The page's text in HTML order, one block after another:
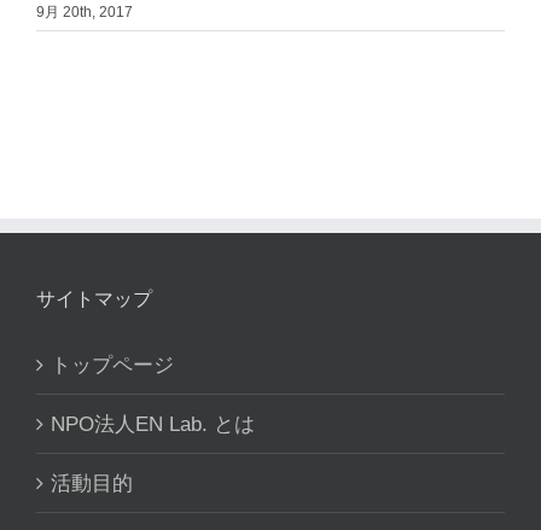
9月 20th, 2017
サイトマップ
トップページ
NPO法人EN Lab. とは
活動目的